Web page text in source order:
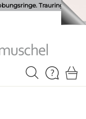
Trauringe.